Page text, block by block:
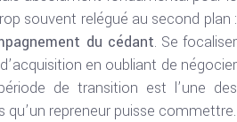
souvent relégué au second plan :
du cédant. Se focaliser
en oubliant de négocier
de transition est l’une des
qu’un repreneur puisse commettre.